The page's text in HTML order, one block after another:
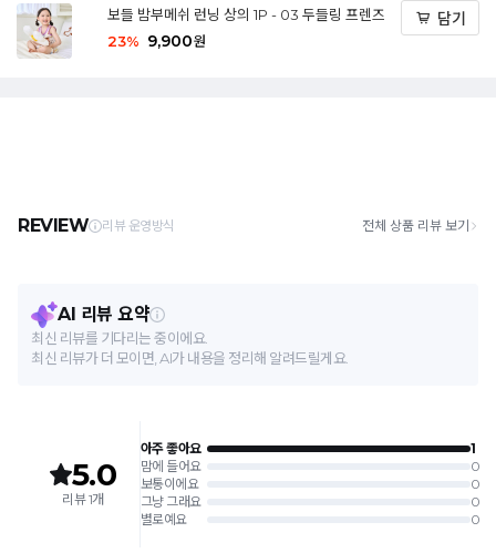
보들 밤부메쉬 런닝 상의 1P - 03 두들링 프렌즈
23% 9,900원
담기